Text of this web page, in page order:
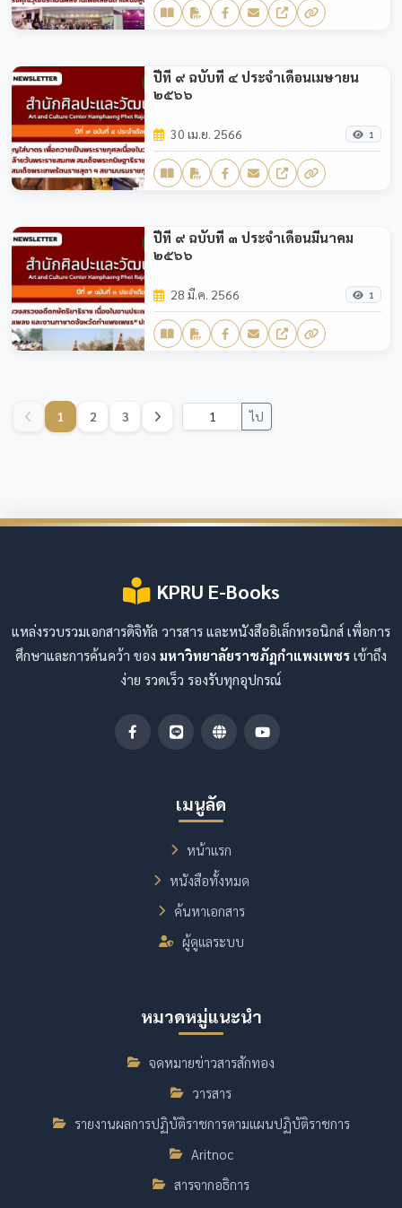
ปีที่ ๙ ฉบับที่ ๔ ประจำเดือนเมษายน
๒๕๖๖
30 เม.ย. 2566 1
ปีที่ ๙ ฉบับที่ ๓ ประจำเดือนมีนาคม
๒๕๖๖
28 มี.ค. 2566 1
1 2 3 ไป
KPRU E-Books
แหล่งรวบรวมเอกสารดิจิทัล วารสาร และหนังสืออิเล็กทรอนิกส์ เพื่อการ
ศึกษาและการค้นคว้า ของ มหาวิทยาลัยราชภัฏกำแพงเพชร เข้าถึง
ง่าย รวดเร็ว รองรับทุกอุปกรณ์
เมนูลัด
หน้าแรก
หนังสือทั้งหมด
ค้นหาเอกสาร
ผู้ดูแลระบบ
หมวดหมู่แนะนำ
จดหมายข่าวสารสักทอง
วารสาร
รายงานผลการปฏิบัติราชการตามแผนปฏิบัติราชการ
Aritnoc
สารจากอธิการ